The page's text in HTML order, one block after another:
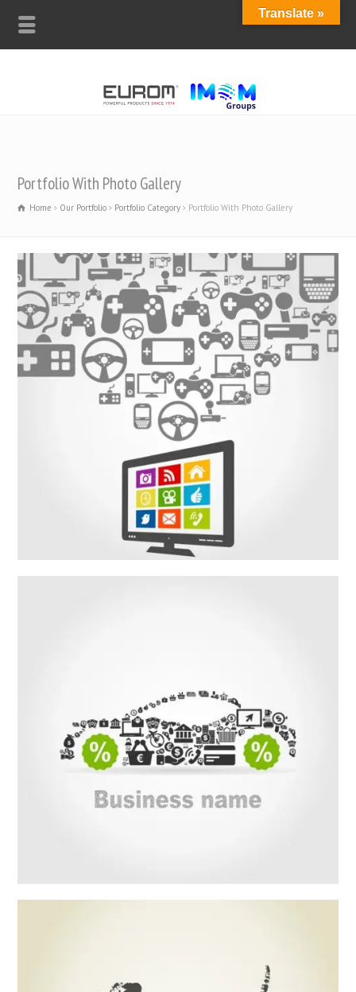
Portfolio With Photo Gallery
Home Our Portfolio Portfolio Category Portfolio With Photo Gallery
Translate »